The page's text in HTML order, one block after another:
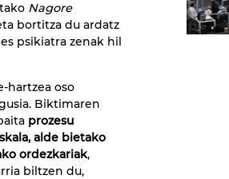
Nagore
bortitza du ardatz
psikiatra zenak hil
hartzea oso
Biktimaren
prozesu
alde bietako
ordezkariak,
biltzen du,